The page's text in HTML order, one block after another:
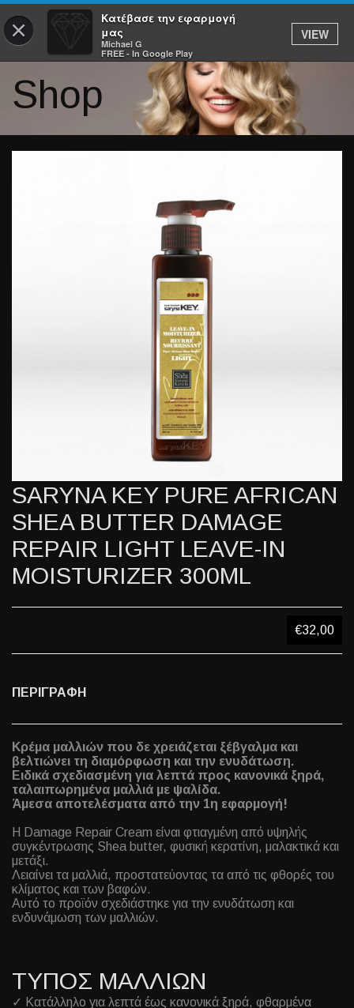
×
Κατέβασε την εφαρμογή
μας
Michael G
FREE - In Google Play
VIEW
Shop
SARYNA KEY PURE AFRICAN
SHEA BUTTER DAMAGE
REPAIR LIGHT LEAVE-IN
MOISTURIZER 300ML
€32,00
ΠΕΡΙΓΡΑΦΗ
Κρέμα μαλλιών που δε χρειάζεται ξέβγαλμα και
βελτιώνει τη διαμόρφωση και την ενυδάτωση.
Ειδικά σχεδιασμένη για λεπτά προς κανονικά ξηρά,
ταλαιπωρημένα μαλλιά με ψαλίδα.
Άμεσα αποτελέσματα από την 1η εφαρμογή!
Η Damage Repair Cream είναι φτιαγμένη από υψηλής
συγκέντρωσης Shea butter, φυσική κερατίνη, μαλακτικά και
μετάξι.
Λειαίνει τα μαλλιά, προστατεύοντας τα από τις φθορές του
κλίματος και των βαφών.
Αυτό το προϊόν σχεδιάστηκε για την ενυδάτωση και
ενδυνάμωση των μαλλιών.
ΤΥΠΟΣ ΜΑΛΛΙΩΝ
✓ Κατάλληλο για λεπτά έως κανονικά ξηρά, φθαρμένα